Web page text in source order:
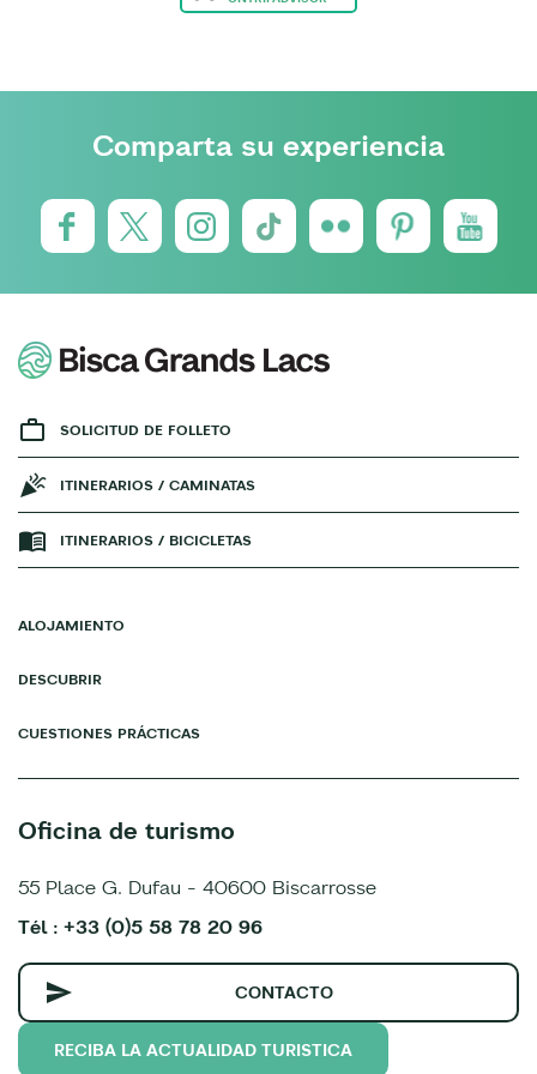
Comparta su experiencia
SOLICITUD DE FOLLETO
ITINERARIOS / CAMINATAS
ITINERARIOS / BICICLETAS
ALOJAMIENTO
DESCUBRIR
CUESTIONES PRÁCTICAS
Oficina de turismo
55 Place G. Dufau - 40600 Biscarrosse
Tél : +33 (0)5 58 78 20 96
CONTACTO
RECIBA LA ACTUALIDAD TURISTICA